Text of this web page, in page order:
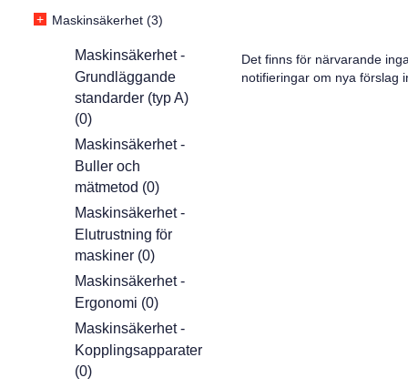
+ Maskinsäkerhet (3)
Maskinsäkerhet -
Grundläggande
standarder (typ A)
(0)
Maskinsäkerhet -
Buller och
mätmetod (0)
Maskinsäkerhet -
Elutrustning för
maskiner (0)
Maskinsäkerhet -
Ergonomi (0)
Maskinsäkerhet -
Kopplingsapparater
(0)
Det finns för närvarande
notifieringar om nya förslag